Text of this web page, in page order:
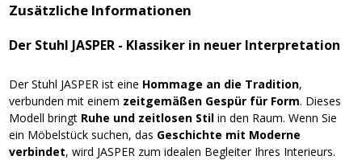
Zusätzliche Informationen
Der Stuhl JASPER - Klassiker in neuer Interpretation
Der Stuhl JASPER ist eine Hommage an die Tradition,
verbunden mit einem zeitgemäßen Gespür für Form. Dieses
Modell bringt Ruhe und zeitlosen Stilin den Raum. Wenn Sie
ein Möbelstück suchen, das Geschichte mit Moderne
verbindet, wird JASPER zum idealen Begleiter Ihres Interieurs.